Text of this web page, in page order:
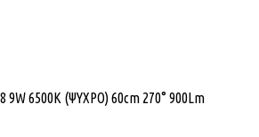
9W 6500K (ΨΥΧΡΟ) 60cm 270° 900Lm